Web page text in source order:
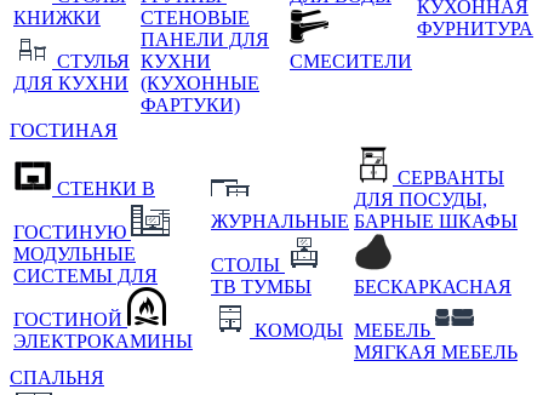
КНИЖКИ
СТУЛЬЯ
ДЛЯ КУХНИ
СТЕНОВЫЕ
ПАНЕЛИ ДЛЯ
КУХНИ
(КУХОННЫЕ
ФАРТУКИ)
СМЕСИТЕЛИ
КУХОННАЯ
ФУРНИТУРА
ГОСТИНАЯ
СТЕНКИ В
ГОСТИНУЮ
МОДУЛЬНЫЕ
СИСТЕМЫ ДЛЯ
ГОСТИНОЙ
ЭЛЕКТРОКАМИНЫ
ЖУРНАЛЬНЫЕ
СТОЛЫ
ТВ ТУМБЫ
КОМОДЫ
СЕРВАНТЫ
ДЛЯ ПОСУДЫ,
БАРНЫЕ ШКАФЫ
БЕСКАРКАСНАЯ
МЕБЕЛЬ
МЯГКАЯ МЕБЕЛЬ
СПАЛЬНЯ